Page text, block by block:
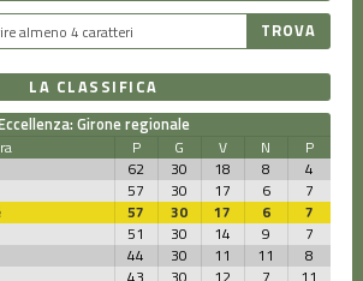
LA CLASSIFICA
Girone regionale
P G V N
P
62 30 18 8
4
57 30 17 6
7
57 30 17 6
7
51 30 14 9
7
44 30 11 11
8